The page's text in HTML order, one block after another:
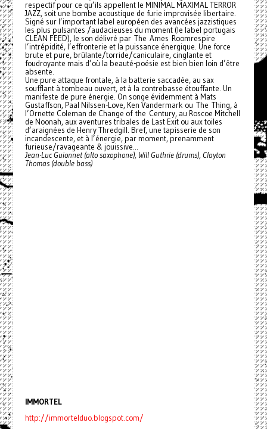
respectif pour ce qu’ils appellent le MINIMAL MAXIMAL TERROR
JAZZ, soit une bombe acoustique de furie improvisée libertaire.
Signé sur l’important label européen des avancées jazzistiques
les plus pulsantes /audacieuses du moment (le label portugais
CLEAN FEED), le son délivré par The Ames Roomrespire
l’intrépidité, l’effronterie et la puissance énergique. Une force
brute et pure, brûlante/torride/caniculaire, cinglante et
foudroyante mais d’où la beauté-poésie est bien bien loin d’être
absente.
Une pure attaque frontale, à la batterie saccadée, au sax
soufflant à tombeau ouvert, et à la contrebasse étouffante. Un
manifeste de pure énergie. On songe évidemment à Mats
Gustaffson, Paal Nilssen-Love, Ken Vandermark ou The Thing, à
l’Ornette Coleman de Change of the Century, au Roscoe Mitchell
de Noonah, aux aventures tribales de Last Exit ou aux toiles
d’araignées de Henry Thredgill. Bref, une tapisserie de son
incandescente, et à l’énergie, par moment, prenamment
furieuse/ravageante & jouissive...
Jean-Luc Guionnet (alto saxophone), Will Guthrie (drums), Clayton
Thomas (double bass)
IMMORTEL
http://immortelduo.blogspot.com/